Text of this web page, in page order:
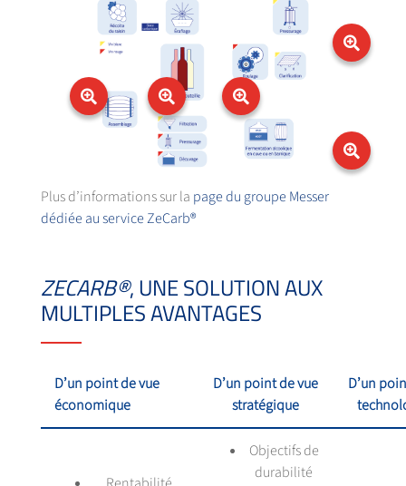
Plus d’informations sur la page du groupe Messer
dédiée au service ZeCarb®
ZECARB®, UNE SOLUTION AUX
MULTIPLES AVANTAGES
D’un point de vue
économique
D’un point de vue
stratégique
D’un
Objectifs de
durabilité